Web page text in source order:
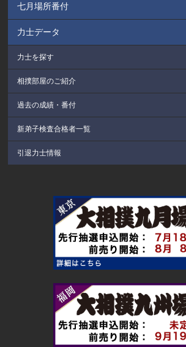
七月場所番付
力士データ
力士を探す
相撲部屋のご紹介
過去の成績・番付
新弟子検査合格者一覧
引退力士情報